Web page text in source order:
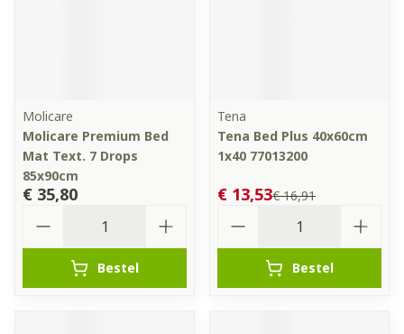
Molicare
Molicare Premium Bed
Mat Text. 7 Drops
85x90cm
€ 35,80
Bestel
Tena
Tena Bed Plus 40x60cm
1x40 77013200
€ 16,91
€ 13,53
Bestel